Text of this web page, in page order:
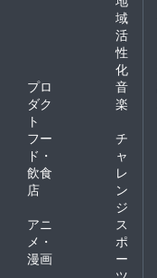
域
活
性
化
プロ
ダク
ト
音
楽
フー
ド・
飲食
店
チ
ャ
レ
ン
ジ
アニ
メ・
漫画
ス
ポ
ー